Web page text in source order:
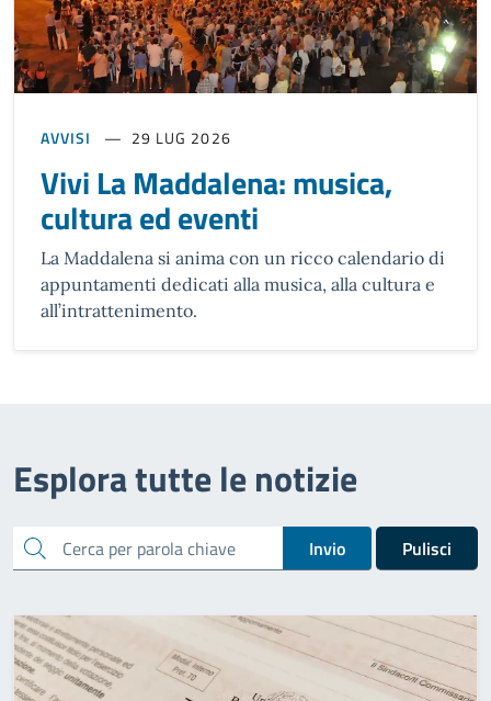
AVVISI 29 LUG 2026
Vivi La Maddalena: musica,
cultura ed eventi
La Maddalena si anima con un ricco calendario di
appuntamenti dedicati alla musica, alla cultura e
all’intrattenimento.
Esplora tutte le notizie
cerca Invio Pulisci